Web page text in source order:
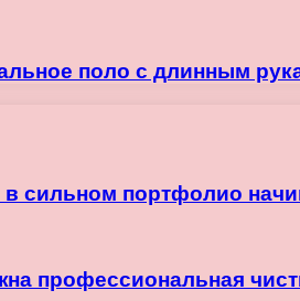
поло с длинным
сильном портфолио
профессиональная